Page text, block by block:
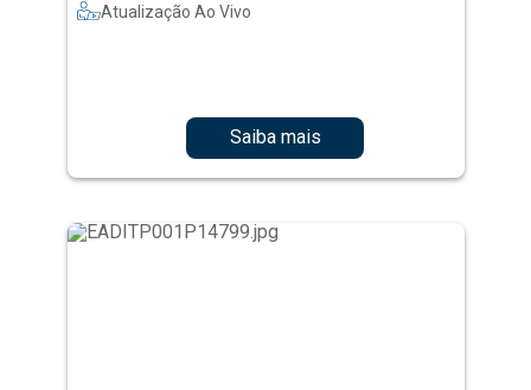
Atualização Ao Vivo
Saiba mais